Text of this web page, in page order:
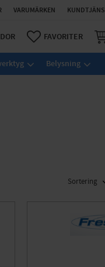
VARUMÄRKEN
FAVORITER
Belysning
VÄLJ SORTERING